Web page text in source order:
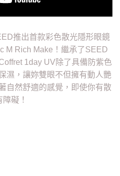
推出首款彩色散光隱形眼鏡
M Rich Make！繼承了SEED
1day UV除了具備防紫色
濕，讓妳雙眼不但擁有動人艷
自然舒適的感覺，即使你有散
礙！